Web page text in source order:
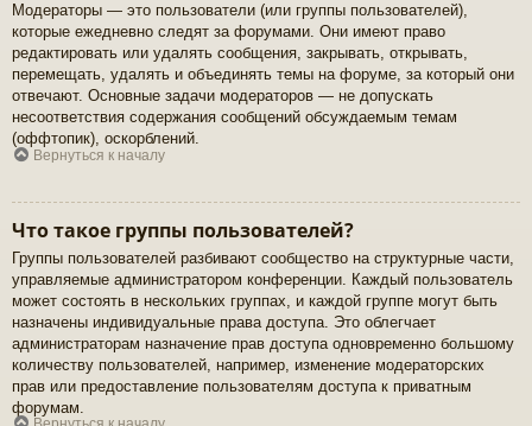
Модераторы — это пользователи (или группы пользователей),
которые ежедневно следят за форумами. Они имеют право
редактировать или удалять сообщения, закрывать, открывать,
перемещать, удалять и объединять темы на форуме, за который они
отвечают. Основные задачи модераторов — не допускать
несоответствия содержания сообщений обсуждаемым темам
(оффтопик), оскорблений.
Вернуться к началу
Что такое группы пользователей?
Группы пользователей разбивают сообщество на структурные части,
управляемые администратором конференции. Каждый пользователь
может состоять в нескольких группах, и каждой группе могут быть
назначены индивидуальные права доступа. Это облегчает
администраторам назначение прав доступа одновременно большому
количеству пользователей, например, изменение модераторских
прав или предоставление пользователям доступа к приватным
форумам.